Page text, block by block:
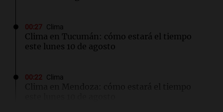
00:27 Clima
Clima en Tucumán: cómo estará el tiempo
este lunes 10 de agosto
00:22 Clima
Clima en Mendoza: cómo estará el tiempo